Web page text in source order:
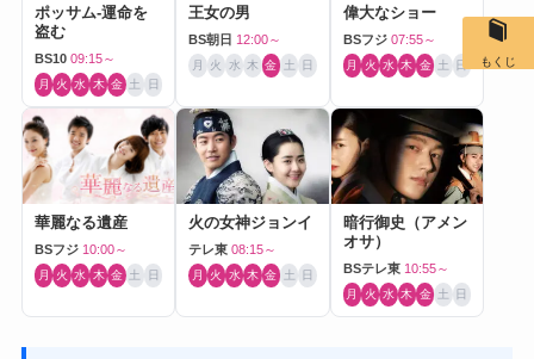
ポッサム-運命を
盗む
BS10 09:15～
月 火 水 木 金 土 日
王女の男
BS朝日 12:00～
月 火 水 木 金 土 日
偉大なショー
BSフジ 07:55～
月 火 水 木 金 土 日
華麗なる遺産
BSフジ 10:00～
月 火 水 木 金 土 日
火の女神ジョンイ
テレ東 08:15～
月 火 水 木 金 土 日
暗行御史（アメン
オサ）
BSテレ東 10:55～
月 火 水 木 金 土 日
もくじ